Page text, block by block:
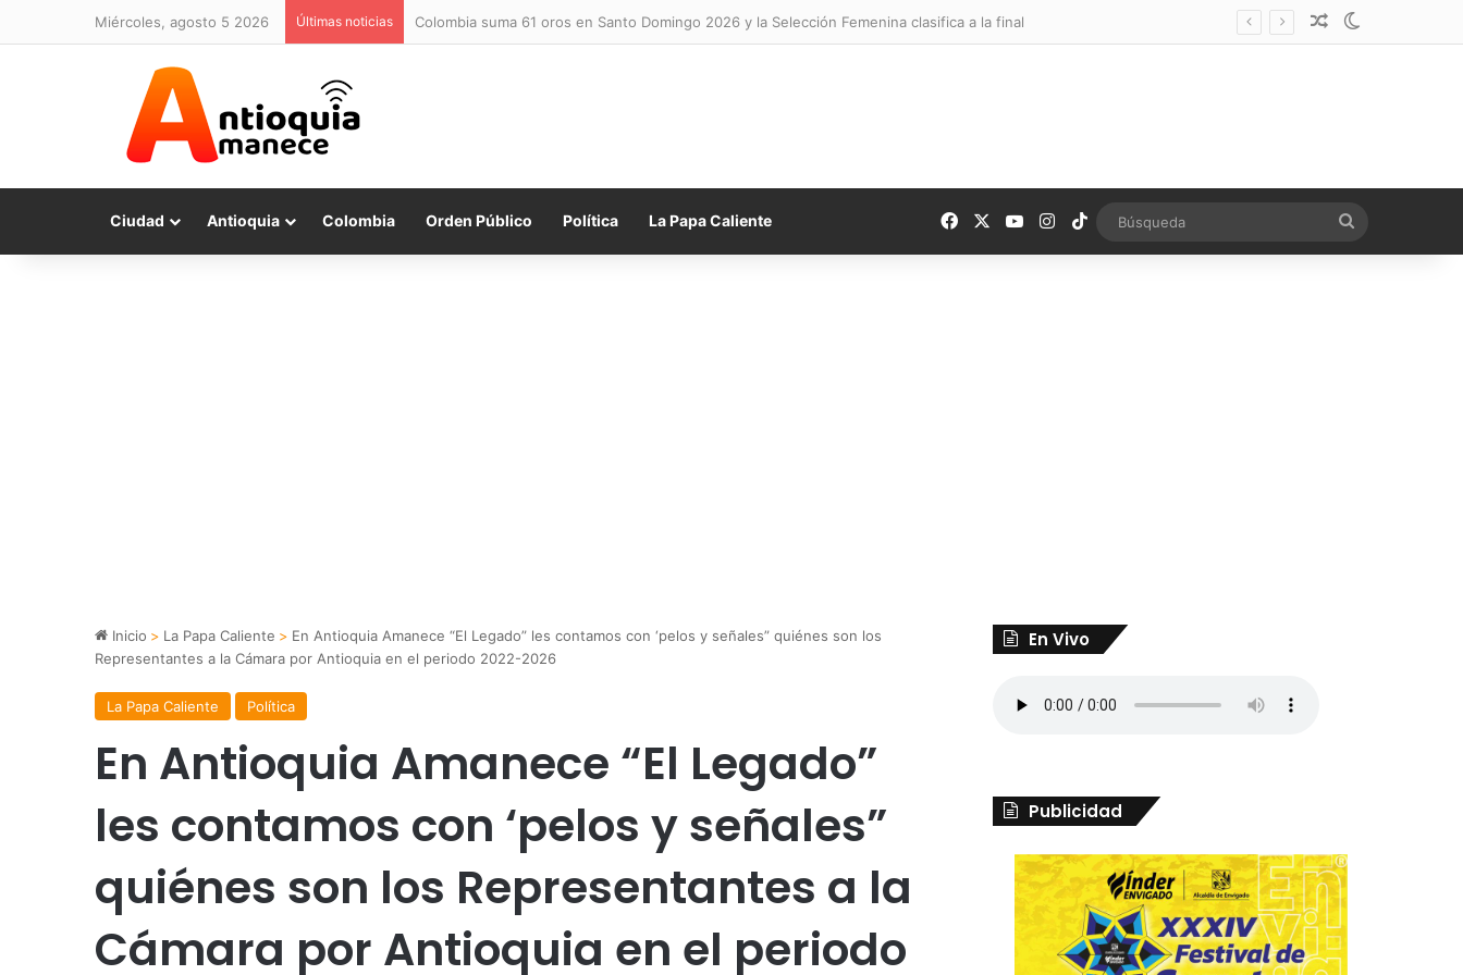
miércoles, agosto 5 2026 Últimas noticias Colombia suma 61 oros en Santo Domingo 2026 y la Selección Femenina clasifica a la final Noticia aleatoria
Ciudad Antioquia Colombia Orden Público Política La Papa Caliente FacebookYouTubeInstagram
TikTok
Inicio > La Papa Caliente > En Antioquia Amanece “El Legado” les contamos con ‘pelos y señales” quiénes son los
Representantes a la Cámara por Antioquia en el periodo 2022-2026
La Papa Caliente Política
En Antioquia Amanece “El Legado”
les contamos con ‘pelos y señales”
quiénes son los Representantes a la
Cámara por Antioquia en el periodo
En Vivo
Publicidad